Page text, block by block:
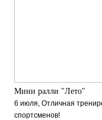
Мини ралли "Лето"
6 июля, Отличная
спортсменов!